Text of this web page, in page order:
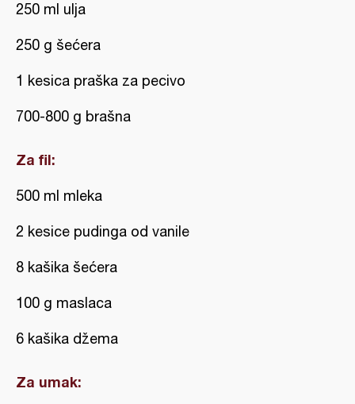
250 ml ulja
250 g šećera
1 kesica praška za pecivo
700-800 g brašna
Za fil:
500 ml mleka
2 kesice pudinga od vanile
8 kašika šećera
100 g maslaca
6 kašika džema
Za umak: